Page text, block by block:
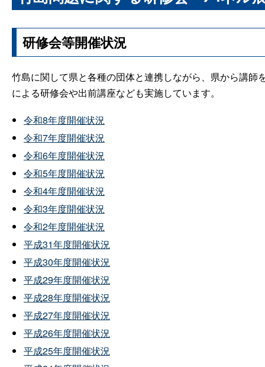
研修会等開催状況
竹島に関して県と各種の団体と連携しながら、県から講
による研修会や出前講座なども実施しています。
令和8年度開催状況
令和7年度開催状況
令和6年度開催状況
令和5年度開催状況
令和4年度開催状況
令和3年度開催状況
令和2年度開催状況
平成31年度開催状況
平成30年度開催状況
平成29年度開催状況
平成28年度開催状況
平成27年度開催状況
平成26年度開催状況
平成25年度開催状況